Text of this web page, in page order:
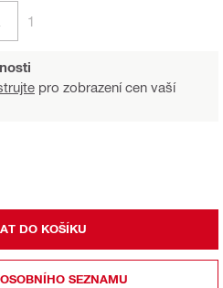
1
pro zobrazení cen vaší
DO KOŠÍKU
SEZNAMU